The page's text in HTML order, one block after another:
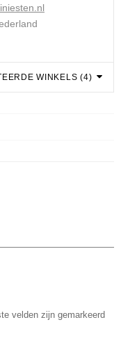
WINKELS (4)
velden zijn gemarkeerd